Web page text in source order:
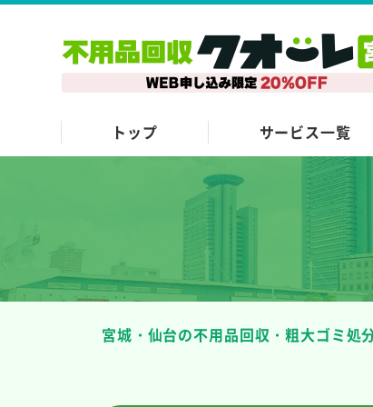
トップ サービス一覧
宮城・仙台の不用品回収・粗大ゴミ処